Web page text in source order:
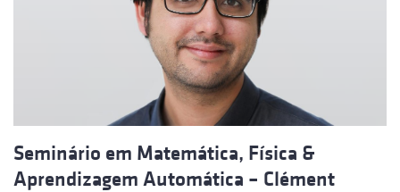
Seminário em Matemática, Física &
Aprendizagem Automática – Clément